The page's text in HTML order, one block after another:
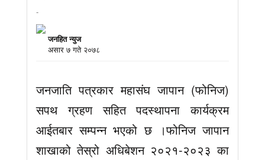
-
जनहित न्युज
असार ७ गते २०७८
जनजाति पत्रकार महासंघ जापान (फोनिज)
सपथ ग्रहण सहित पदस्थापना कार्यक्रम
आईतबार सम्पन्न भएको छ ।फोनिज जापान
शाखाको तेस्रो अधिबेशन २०२१-२०२३ का